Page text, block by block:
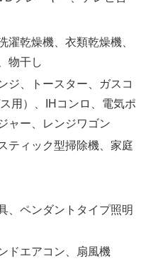
濯乾燥機、衣類乾燥機、
物干し
ジ、トースター、ガスコ
用）、IHコンロ、電気ポ
ャー、レンジワゴン
ティック型掃除機、家庭
、ペンダントタイプ照明
ドエアコン、扇風機